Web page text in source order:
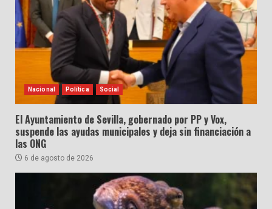
Nacional Política Social
El Ayuntamiento de Sevilla, gobernado por PP y Vox,
suspende las ayudas municipales y deja sin financiación a
las ONG
6 de agosto de 2026